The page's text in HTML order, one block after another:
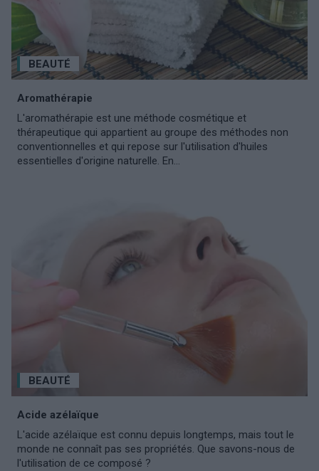
BEAUTÉ
Aromathérapie
L'aromathérapie est une méthode cosmétique et
thérapeutique qui appartient au groupe des méthodes non
conventionnelles et qui repose sur l'utilisation d'huiles
essentielles d'origine naturelle. En...
BEAUTÉ
Acide azélaïque
L'acide azélaïque est connu depuis longtemps, mais tout le
monde ne connaît pas ses propriétés. Que savons-nous de
l'utilisation de ce composé ?